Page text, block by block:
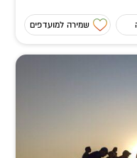
שמירה למועדפים